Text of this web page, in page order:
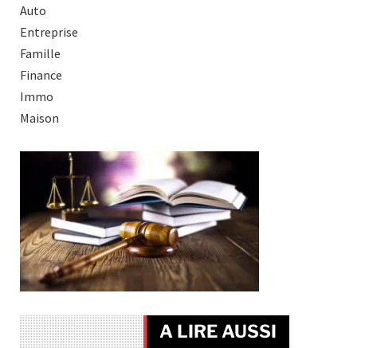
Auto
Entreprise
Famille
Finance
Immo
Maison
A LIRE AUSSI